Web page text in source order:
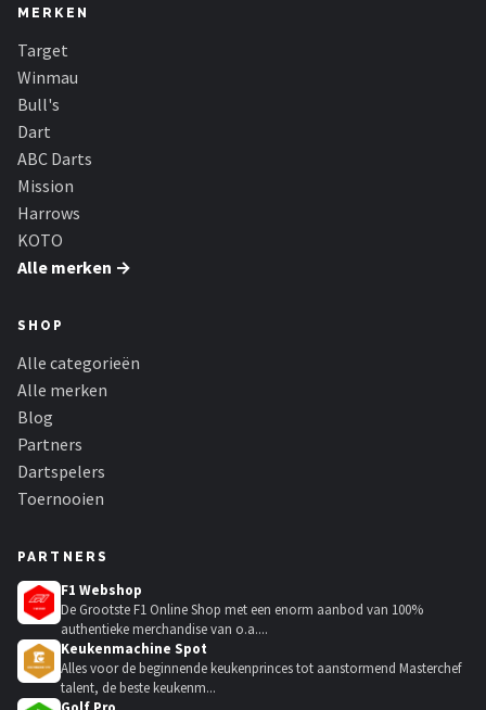
MERKEN
Target
Winmau
Bull's
Dart
ABC Darts
Mission
Harrows
KOTO
Alle merken →
SHOP
Alle categorieën
Alle merken
Blog
Partners
Dartspelers
Toernooien
PARTNERS
F1 Webshop
De Grootste F1 Online Shop met een enorm aanbod van 100%
authentieke merchandise van o.a....
Keukenmachine Spot
Alles voor de beginnende keukenprinces tot aanstormend Masterchef
talent, de beste keukenm...